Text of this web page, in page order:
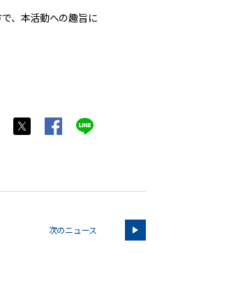
、本活動への趣旨に
次のニュース